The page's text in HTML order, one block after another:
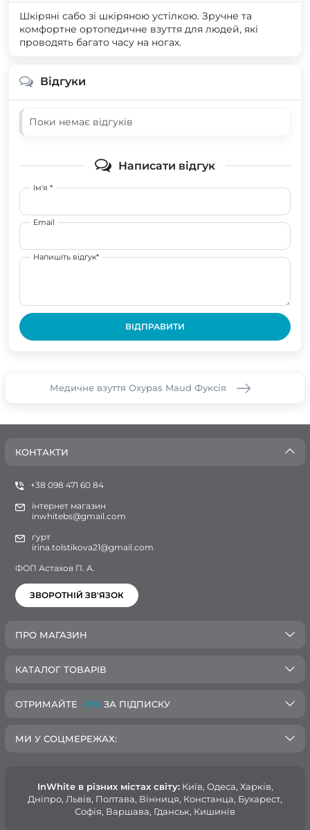
Шкіряні сабо зі шкіряною устілкою. Зручне та
комфортне ортопедичне взуття для людей, які
проводять багато часу на ногах.
Відгуки
Поки немає відгуків
Написати відгук
Ім'я *
Email
Напишіть відгук*
ВІДПРАВИТИ
Медичне взуття Oxypas Maud Фуксія
КОНТАКТИ
+38 098 471 60 84
інтернет магазин
inwhitebs@gmail.com
гурт
irina.tolstikova21@gmail.com
ФОП Астахов П. А.
ЗВОРОТНІЙ ЗВ'ЯЗОК
ПРО МАГАЗИН
КАТАЛОГ ТОВАРІВ
ОТРИМАЙТЕ -10% ЗА ПІДПИСКУ
МИ У СОЦМЕРЕЖАХ:
InWhite в різних містах світу:Київ, Одеса, Харків,
Дніпро, Львів, Полтава, Вінниця, Констанца, Бухарест,
Софія, Варшава, Гданськ, Кишинів